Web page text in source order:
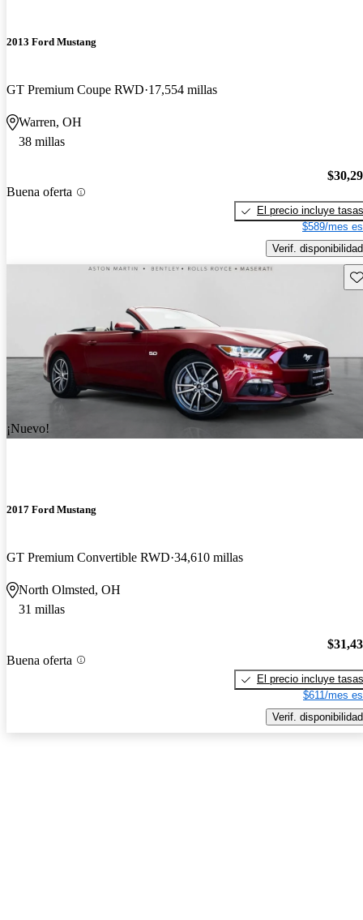
2013 Ford Mustang
GT Premium Coupe RWD 17,554 millas
Warren, OH
38 millas
Buena oferta
El precio incluye tasas
$589/mes
Verif. disponibilidad
¡Nuevo!
2017 Ford Mustang
GT Premium Convertible RWD 34,610 millas
North Olmsted, OH
31 millas
Buena oferta
El precio incluye tasas
$611/mes
Verif. disponibilidad